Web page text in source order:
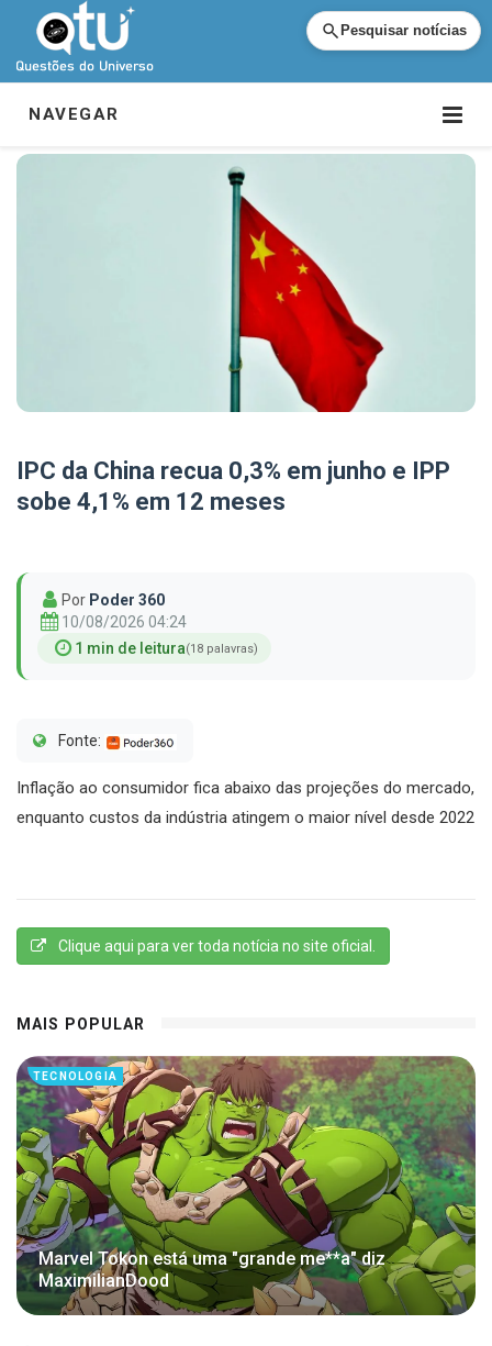
Pesquisar notícias
NAVEGAR
IPC da China recua 0,3% em junho e IPP
sobe 4,1% em 12 meses
Por Poder 360
10/08/2026 04:24
1 min de leitura(18 palavras)
Fonte:
Inflação ao consumidor fica abaixo das projeções do mercado,
enquanto custos da indústria atingem o maior nível desde 2022
Clique aqui para ver toda notícia no site oficial.
MAIS POPULAR
TECNOLOGIA
Marvel Tokon está uma "grande me**a" diz
MaximilianDood